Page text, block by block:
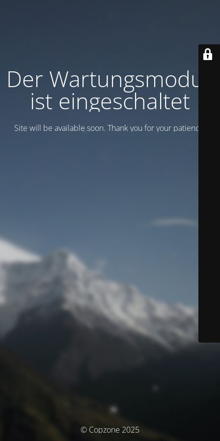
Der Wartungsmodus
ist eingeschaltet
Site will be available soon. Thank you for your patience!
© Copzone 2025